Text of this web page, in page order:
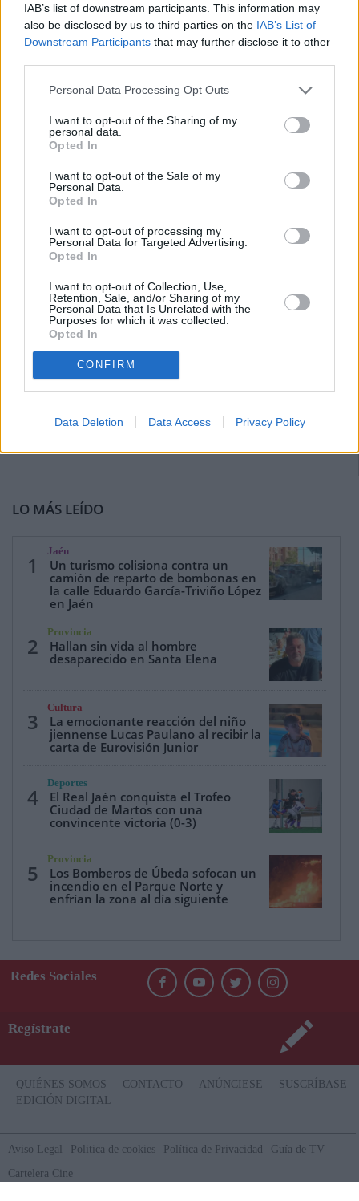
IAB’s list of downstream participants. This information may
also be disclosed by us to third parties on the IAB’s List of
Downstream Participants that may further disclose it to other
Personal Data Processing Opt Outs
I want to opt-out of the Sharing of my
personal data.
Opted In
I want to opt-out of the Sale of my
Personal Data.
Opted In
I want to opt-out of processing my
Personal Data for Targeted Advertising.
Opted In
I want to opt-out of Collection, Use,
Retention, Sale, and/or Sharing of my
Personal Data that Is Unrelated with the
Purposes for which it was collected.
Opted In
CONFIRM
Data Deletion Data Access Privacy Policy
LO MÁS LEÍDO
1
Jaén
Un turismo colisiona contra un
camión de reparto de bombonas en
la calle Eduardo García-Triviño López
en Jaén
2
Provincia
Hallan sin vida al hombre
desaparecido en Santa Elena
3
Cultura
La emocionante reacción del niño
jiennense Lucas Paulano al recibir la
carta de Eurovisión Junior
4
Deportes
El Real Jaén conquista el Trofeo
Ciudad de Martos con una
convincente victoria (0-3)
5
Provincia
Los Bomberos de Úbeda sofocan un
incendio en el Parque Norte y
enfrían la zona al día siguiente
Redes Sociales
Regístrate
QUIÉNES SOMOS CONTACTO ANÚNCIESE
SUSCRÍBASE
EDICIÓN DIGITAL
Aviso Legal Politica de cookies Política de Privacidad
Guía de TV
Cartelera Cine